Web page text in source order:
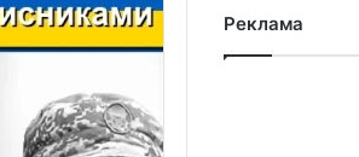
Реклама